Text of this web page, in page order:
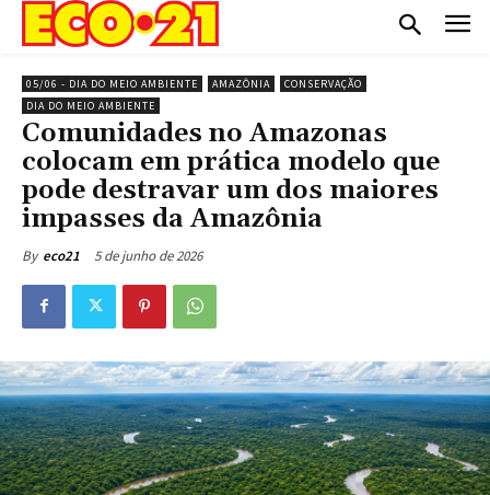
05/06 - DIA DO MEIO AMBIENTE AMAZÔNIA
CONSERVAÇÃO
DIA DO MEIO AMBIENTE
Comunidades no Amazonas
colocam em prática modelo que
pode destravar um dos maiores
impasses da Amazônia
By eco21 5 de junho de 2026